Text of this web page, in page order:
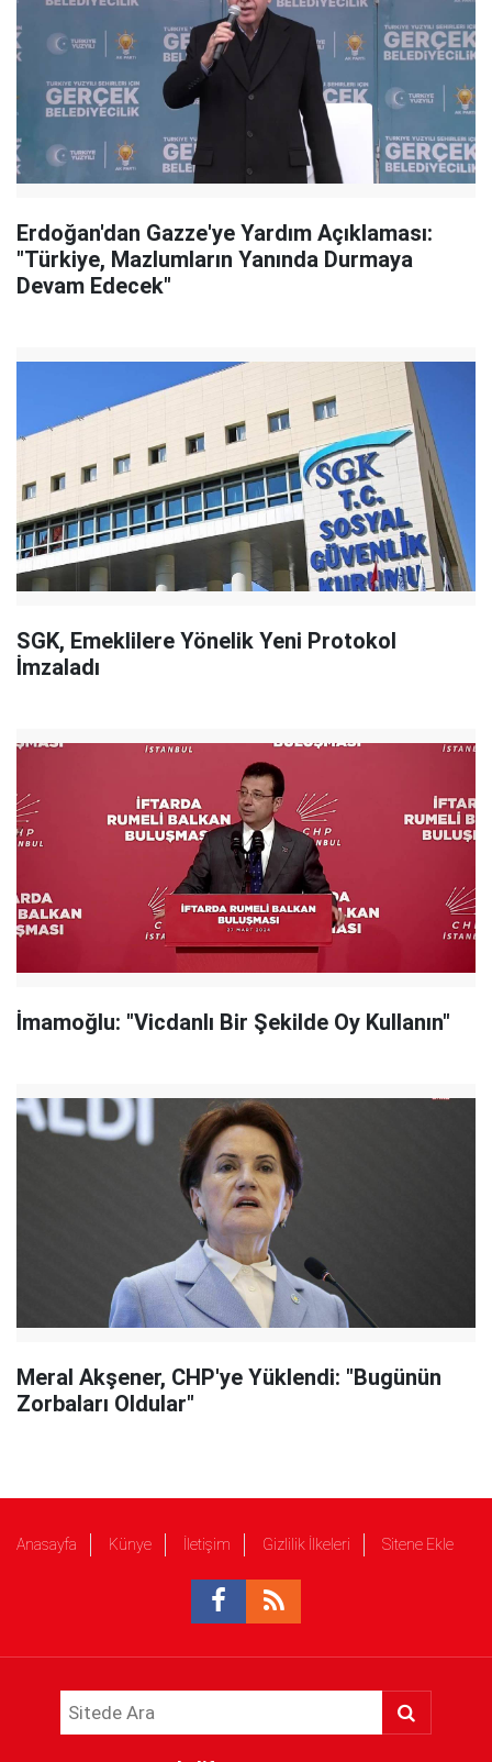
Erdoğan'dan Gazze'ye Yardım Açıklaması:
"Türkiye, Mazlumların Yanında Durmaya
Devam Edecek"
SGK, Emeklilere Yönelik Yeni Protokol
İmzaladı
İmamoğlu: "Vicdanlı Bir Şekilde Oy Kullanın"
Meral Akşener, CHP'ye Yüklendi: "Bugünün
Zorbaları Oldular"
Anasayfa Künye İletişim Gizlilik İlkeleri Sitene Ekle